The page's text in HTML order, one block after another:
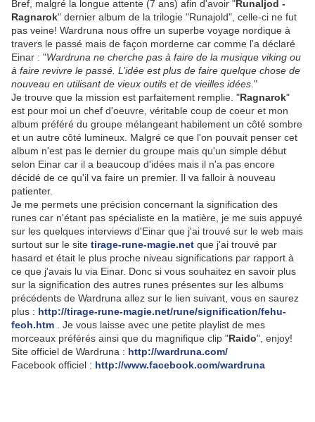
Bref, malgré la longue attente (7 ans) afin d'avoir "Runaljod -
Ragnarok" dernier album de la trilogie "Runajold", celle-ci ne fut
pas veine! Wardruna nous offre un superbe voyage nordique à
travers le passé mais de façon morderne car comme l'a déclaré
Einar : "Wardruna ne cherche pas à faire de la musique viking ou
à faire revivre le passé. L’idée est plus de faire quelque chose de
nouveau en utilisant de vieux outils et de vieilles idées ."
Je trouve que la mission est parfaitement remplie. "Ragnarok"
est pour moi un chef d'oeuvre, véritable coup de coeur et mon
album préféré du groupe mélangeant habilement un côté sombre
et un autre côté lumineux. Malgré ce que l'on pouvait penser cet
album n'est pas le dernier du groupe mais qu'un simple début
selon Einar car il a beaucoup d'idées mais il n'a pas encore
décidé de ce qu'il va faire un premier. Il va falloir à nouveau
patienter.
Je me permets une précision concernant la signification des
runes car n'étant pas spécialiste en la matière, je me suis appuyé
sur les quelques interviews d'Einar que j'ai trouvé sur le web mais
surtout sur le site tirage-rune-magie.net que j'ai trouvé par
hasard et était le plus proche niveau significations par rapport à
ce que j'avais lu via Einar. Donc si vous souhaitez en savoir plus
sur la signification des autres runes présentes sur les albums
précédents de Wardruna allez sur le lien suivant, vous en saurez
plus : http://tirage-rune-magie.net/rune/signification/fehu-
feoh.htm
. Je vous laisse avec une petite playlist de mes
morceaux préférés ainsi que du magnifique clip "Raido", enjoy!
Site officiel de Wardruna : http://wardruna.com/
Facebook officiel : http://www.facebook.com/wardruna